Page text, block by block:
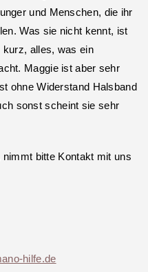
und Menschen, die ihr
Was sie nicht kennt, ist
alles, was ein
Maggie ist aber sehr
ohne Widerstand Halsband
sonst scheint sie sehr
bitte Kontakt mit uns
hilfe.de